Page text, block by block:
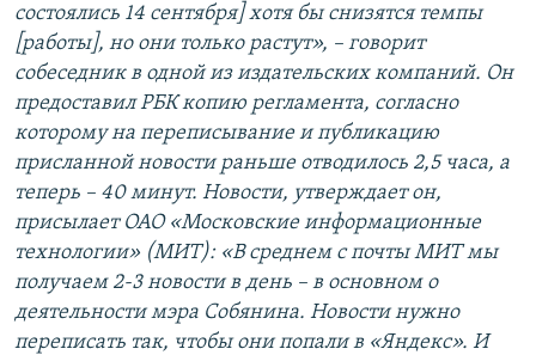
состоялись 14 сентября] хотя бы снизятся темпы
[работы], но они только растут», – говорит
собеседник в одной из издательских компаний. Он
предоставил РБК копию регламента, согласно
которому на переписывание и публикацию
присланной новости раньше отводилось 2,5 часа, а
теперь – 40 минут. Новости, утверждает он,
присылает ОАО «Московские информационные
технологии» (МИТ): «В среднем с почты МИТ мы
получаем 2-3 новости в день – в основном о
деятельности мэра Собянина. Новости нужно
переписать так, чтобы они попали в «Яндекс». И